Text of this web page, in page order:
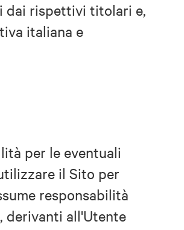
dai rispettivi titolari e,
italiana e
per le eventuali
il Sito per
responsabilità
derivanti all'Utente